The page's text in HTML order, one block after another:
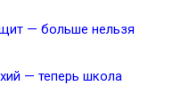
— больше нельзя
— теперь школа